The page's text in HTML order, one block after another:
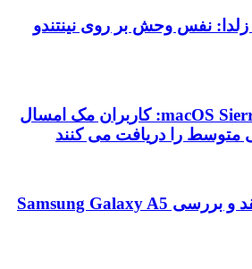
زلدا: نفس وحش بر روی نینتندو
نقد و بررسی macOS Sierra: کاربران مک امسال
متوسط را دریافت می کنند
تجربه عملی : نقد و بررسی Samsung Galaxy A5